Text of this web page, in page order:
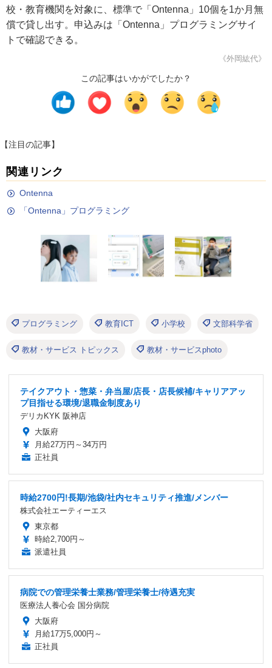
校・教育機関を対象に、標準で「Ontenna」10個を1か月無
償で貸し出す。申込みは「Ontenna」プログラミングサイ
トで確認できる。
《外岡紘代》
この記事はいかがでしたか？
【注目の記事】
関連リンク
Ontenna
「Ontenna」プログラミング
プログラミング 教育ICT 小学校 文部科学省
教材・サービス トピックス 教材・サービスphoto
テイクアウト・惣菜・弁当屋/店長・店長候補/キャリアアッ
プ目指せる環境/退職金制度あり
デリカKYK 阪神店
大阪府
月給27万円～34万円
正社員
時給2700円!長期/池袋/社内セキュリティ推進/メンバー
株式会社エーティーエス
東京都
時給2,700円～
派遣社員
病院での管理栄養士業務/管理栄養士/待遇充実
医療法人養心会 国分病院
大阪府
月給17万5,000円～
正社員